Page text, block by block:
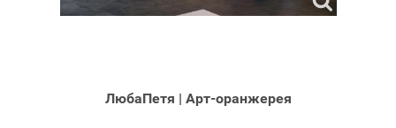
ЛюбаПетя | Арт-оранжерея